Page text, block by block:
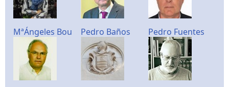
MªÁngeles Bou Pedro Baños Pedro Fuentes